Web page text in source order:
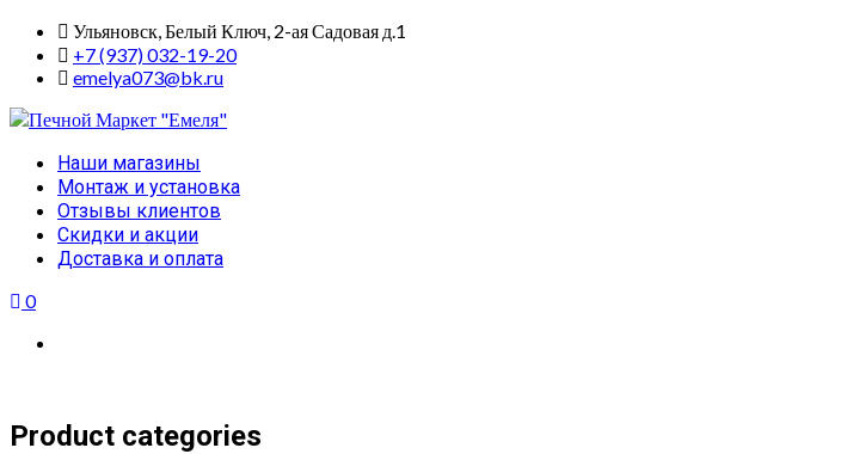
Skip
content
Ульяновск, Белый Ключ, 2-ая Садовая д.1
+7 (937) 032-19-20
emelya073@bk.ru
Primary
Menu
Наши магазины
Монтаж и установка
Отзывы клиентов
Скидки и акции
Доставка и оплата
0
Product categories